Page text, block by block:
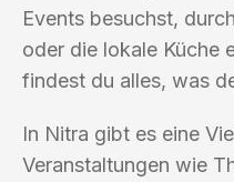
Events besuchst,
oder die lokale Küche
findest du alles, was
In Nitra gibt es eine
Veranstaltungen wie